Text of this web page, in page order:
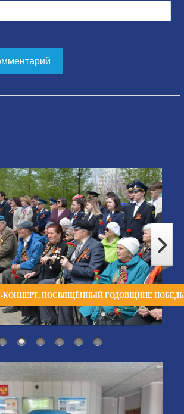
КОНЦЕРТ, ПОСВЯЩЁННЫЙ ГОДОВЩИНЕ